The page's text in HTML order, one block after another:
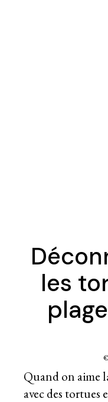
les
Quand on aime
avec des tortues